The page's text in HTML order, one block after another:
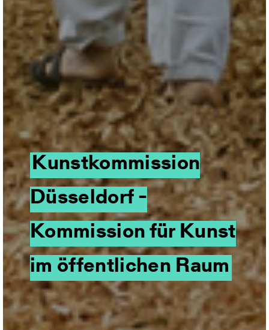
Kunstkommission
Düsseldorf -
Kommission für Kunst
im öffentlichen Raum